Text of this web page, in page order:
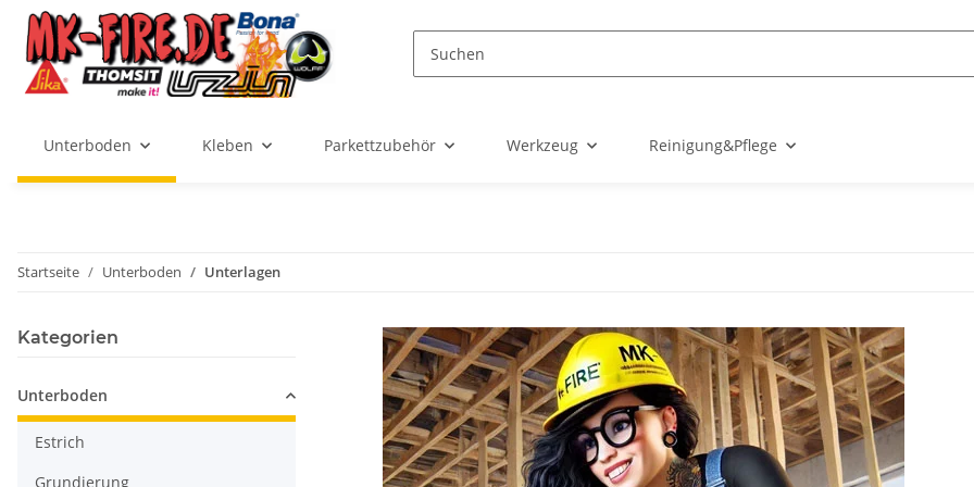
Unterboden Kleben Parkettzubehör Werkzeug Reinigung&Pflege
Startseite Unterboden Unterlagen
Kategorien
Unterboden
Estrich
Grundierung